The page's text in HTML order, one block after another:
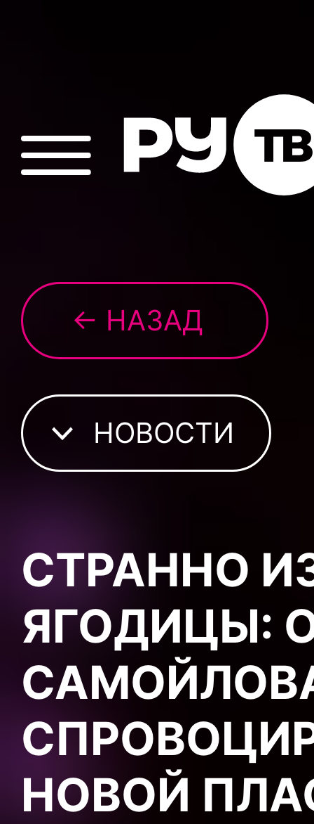
← НАЗАД
НОВОСТИ
СТРАННО
ЯГОДИЦЫ:
НОВОЙ